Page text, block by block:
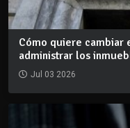
Cómo quiere cambiar
administrar los
Jul 03 2026